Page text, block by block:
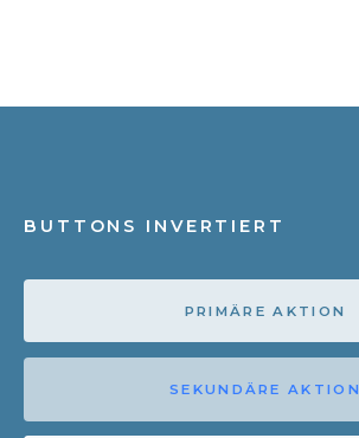
BUTTONS INVERTIERT
PRIMÄRE AKTION
SEKUNDÄRE AKTION